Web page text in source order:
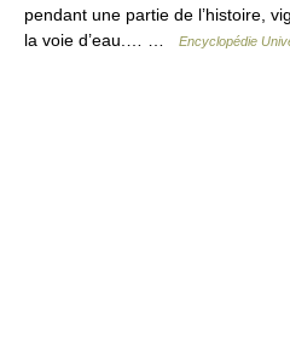
pendant une partie de l’histoire,
la voie d’eau.… …
Encyclopédie